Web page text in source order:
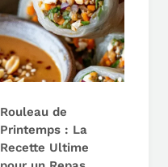
Rouleau de
Printemps : La
Recette Ultime